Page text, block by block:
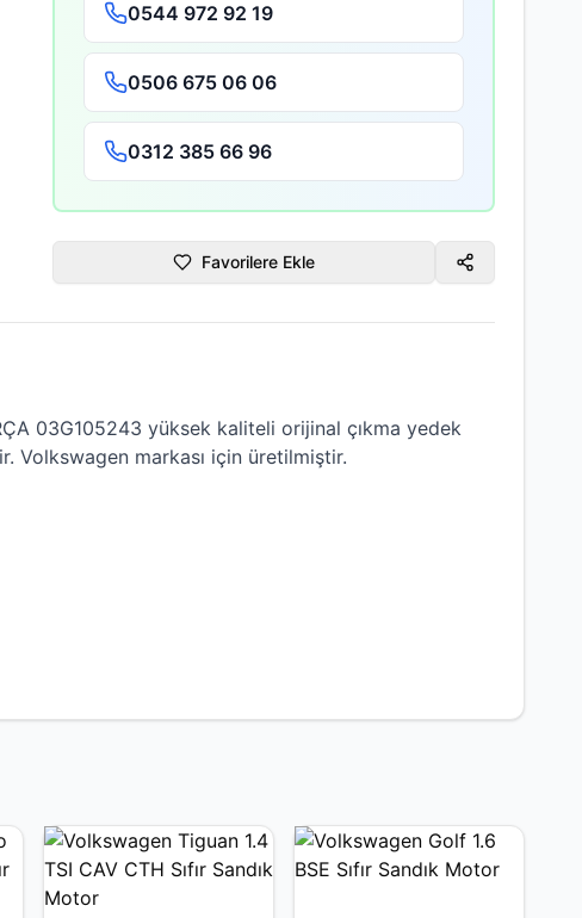
0544 972 92 19
0506 675 06 06
0312 385 66 96
Favorilere Ekle
03G105243 yüksek kaliteli orijinal çıkma yedek
Volkswagen markası için üretilmiştir.